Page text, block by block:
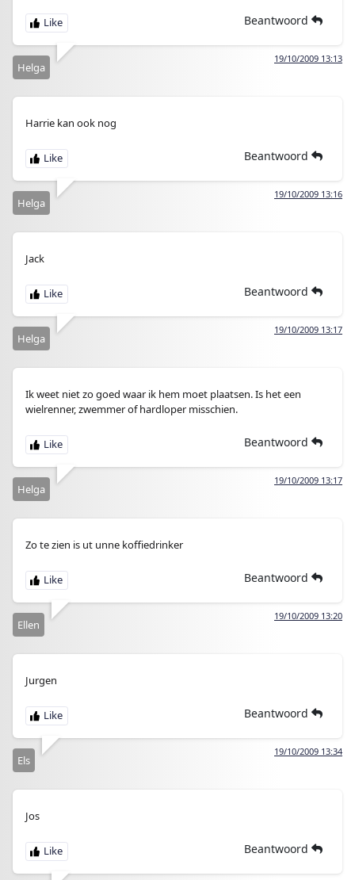
Beantwoord
19/10/2009 13:13
Helga
Harrie kan ook nog
Beantwoord
19/10/2009 13:16
Helga
Jack
Beantwoord
19/10/2009 13:17
Helga
Ik weet niet zo goed waar ik hem moet plaatsen. Is het een
wielrenner, zwemmer of hardloper misschien.
Beantwoord
19/10/2009 13:17
Helga
Zo te zien is ut unne koffiedrinker
Beantwoord
19/10/2009 13:20
Ellen
Jurgen
Beantwoord
19/10/2009 13:34
Els
Jos
Beantwoord